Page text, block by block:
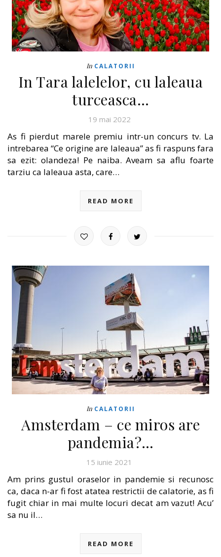
In CALATORII
In Tara lalelelor, cu laleaua
turceasca…
19 mai 2022
As fi pierdut marele premiu intr-un concurs tv. La
intrebarea “Ce origine are laleaua” as fi raspuns fara
sa ezit: olandeza! Pe naiba. Aveam sa aflu foarte
tarziu ca laleaua asta, care…
READ MORE
In CALATORII
Amsterdam – ce miros are
pandemia?…
15 iunie 2021
Am prins gustul oraselor in pandemie si recunosc
ca, daca n-ar fi fost atatea restrictii de calatorie, as fi
fugit chiar in mai multe locuri decat am vazut! Acu’
sa nu il…
READ MORE